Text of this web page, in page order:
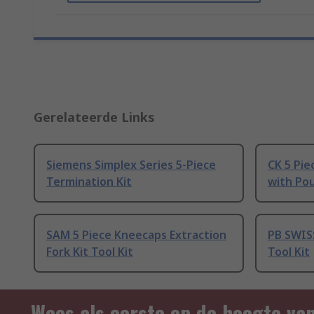
Gerelateerde Links
Siemens Simplex Series 5-Piece
Termination Kit
CK 5
with
SAM 5 Piece Kneecaps Extraction
Fork Kit Tool Kit
PB
Tool Kit